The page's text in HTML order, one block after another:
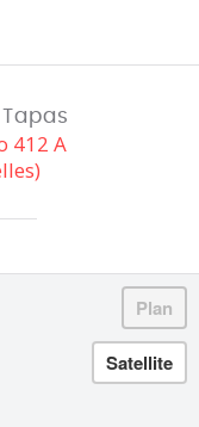
412 A